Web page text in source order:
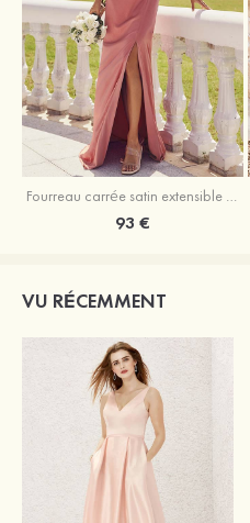
93 €
VU RÉCEMMENT